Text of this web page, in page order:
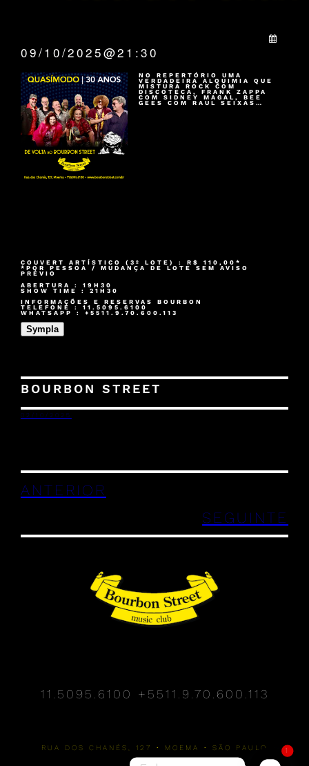
09/10/2025@21:30
NO REPERTÓRIO UMA
VERDADEIRA ALQUIMIA QUE
MISTURA ROCK COM
DISCOTECA, FRANK ZAPPA
COM SIDNEY MAGAL, BEE
GEES COM RAUL SEIXAS…
COUVERT ARTÍSTICO (3º LOTE) : R$ 110,00*
*POR PESSOA / MUDANÇA DE LOTE SEM AVISO
PRÉVIO
ABERTURA : 19H30
SHOW TIME : 21H30
INFORMAÇÕES E RESERVAS BOURBON
TELEFONE : 11.5095.6100
WHATSAPP : +5511.9.70.600.113
Sympla
BOURBON STREET
02/10/2025
ANTERIOR
SEGUINTE
11.5095.6100 +5511.9.70.600.113
RUA DOS CHANÉS, 127 • MOEMA • SÃO PAULO 1